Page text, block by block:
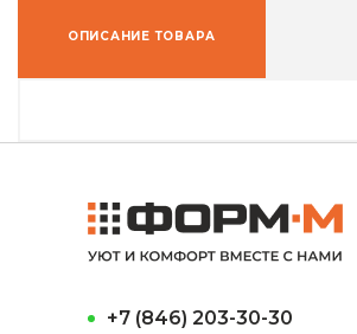
ОПИСАНИЕ ТОВАРА
+7 (846) 203-30-30